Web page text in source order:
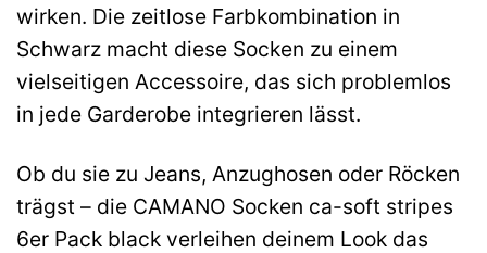
wirken. Die zeitlose Farbkombination in
Schwarz macht diese Socken zu einem
vielseitigen Accessoire, das sich problemlos
in jede Garderobe integrieren lässt.
Ob du sie zu Jeans, Anzughosen oder Röcken
trägst – die CAMANO Socken ca-soft stripes
6er Pack black verleihen deinem Look das